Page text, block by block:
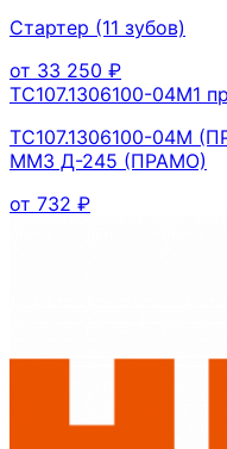
Стартер (11 зубов)
от 33 250 ₽
ТС107.1306100-04М1
ТС107.1306100-04М
ММЗ Д-245 (ПРАМО)
от 732 ₽